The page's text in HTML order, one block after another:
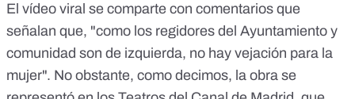
El vídeo viral se comparte con comentarios que
señalan que, "como los regidores del Ayuntamiento y
comunidad son de izquierda, no hay vejación para la
mujer". No obstante, como decimos, la obra se